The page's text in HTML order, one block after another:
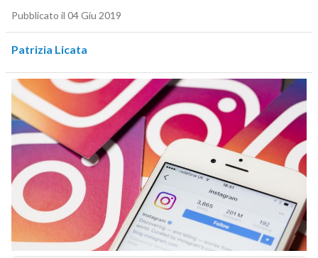
Pubblicato il 04 Giu 2019
Patrizia Licata